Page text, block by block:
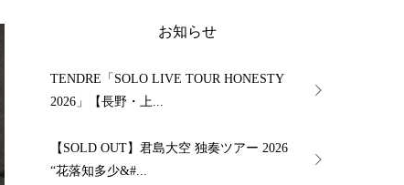
お知らせ
TENDRE「SOLO LIVE TOUR HONESTY
2026」【長野・上...
【SOLD OUT】君島大空 独奏ツアー 2026
“花落知多少&#...